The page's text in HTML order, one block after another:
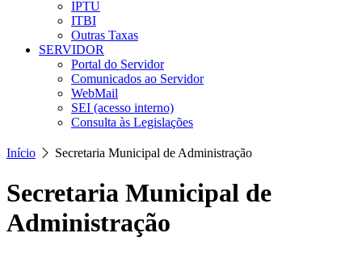
IPTU
ITBI
Outras Taxas
SERVIDOR
Portal do Servidor
Comunicados ao Servidor
WebMail
SEI (acesso interno)
Consulta às Legislações
Início Secretaria Municipal de Administração
Secretaria Municipal de
Administração